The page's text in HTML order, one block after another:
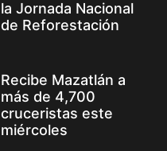
la Jornada Nacional
de Reforestación
Recibe Mazatlán a
más de 4,700
cruceristas este
miércoles